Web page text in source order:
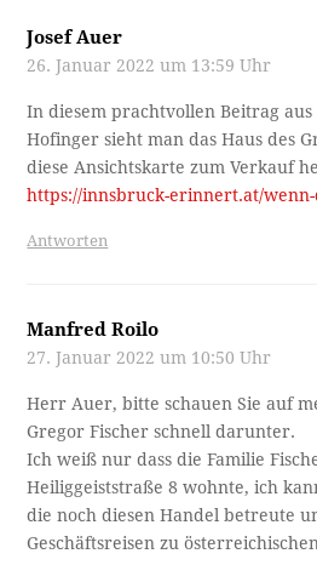
Josef Auer
26. Januar 2022 um 13:59 Uhr
In diesem prachtvollen Beitrag
Hofinger sieht man das Haus des
diese Ansichtskarte zum Verkauf
https://innsbruck-erinnert.at/
Antworten
Manfred Roilo
27. Januar 2022 um 10:50 Uhr
Herr Auer, bitte schauen Sie auf
Gregor Fischer schnell darunter.
Ich weiß nur dass die Familie
Heiliggeiststraße 8 wohnte, ich
die noch diesen Handel betreute
Geschäftsreisen zu